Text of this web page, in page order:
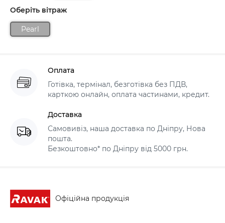
Оберіть вітраж
Pearl
Оплата
Готівка, термінал, безготівка без ПДВ,
карткою онлайн, оплата частинами, кредит.
Доставка
Самовивіз, наша доставка по Дніпру, Нова
пошта.
Безкоштовно* по Дніпру від 5000 грн.
Офіційна продукція